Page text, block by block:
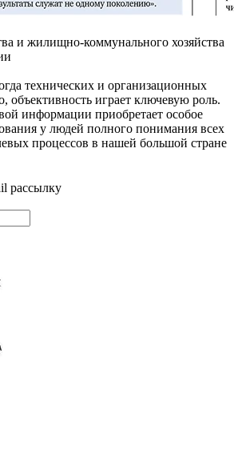
и жилищно-коммунального хозяйства
технических и организационных
объективность играет ключевую роль.
информации приобретает особое
у людей полного понимания всех
процессов в нашей большой стране
рассылку